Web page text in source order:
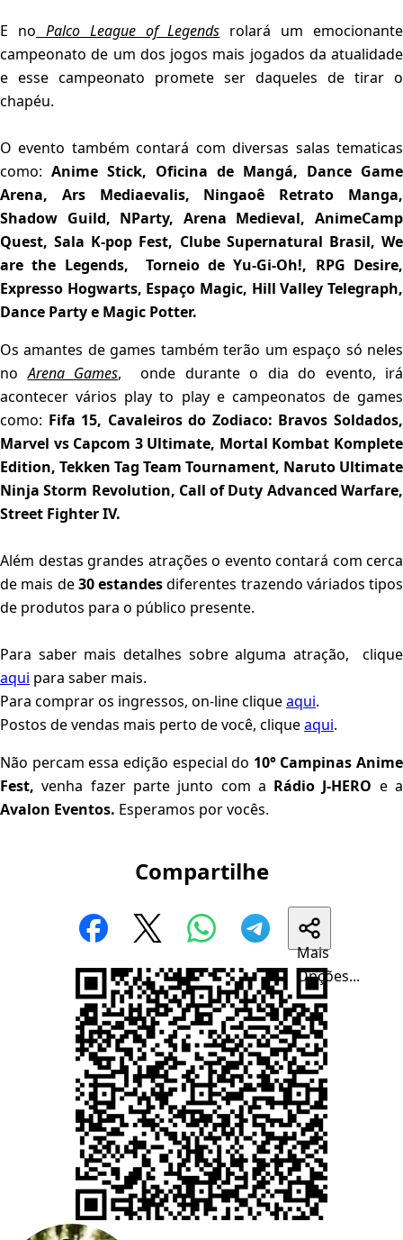
E no Palco League of Legends rolará um emocionante
campeonato de um dos jogos mais jogados da atualidade
e esse campeonato promete ser daqueles de tirar o
chapéu.
O evento também contará com diversas salas tematicas
como: Anime Stick, Oficina de Mangá, Dance Game
Arena, Ars Mediaevalis, Ningaoê Retrato Manga,
Shadow Guild, NParty, Arena Medieval, AnimeCamp
Quest, Sala K-pop Fest, Clube Supernatural Brasil, We
are the Legends, Torneio de Yu-Gi-Oh!, RPG Desire,
Expresso Hogwarts, Espaço Magic, Hill Valley Telegraph,
Dance Party e Magic Potter.
Os amantes de games também terão um espaço só neles
noArena Games, onde durante o dia do evento, irá
acontecer vários play to play e campeonatos de games
como: Fifa 15, Cavaleiros do Zodiaco: Bravos Soldados,
Marvel vs Capcom 3 Ultimate, Mortal Kombat Komplete
Edition, Tekken Tag Team Tournament, Naruto Ultimate
Ninja Storm Revolution, Call of Duty Advanced Warfare,
Street Fighter IV.
Além destas grandes atrações o evento contará com cerca
de mais de30 estandesdiferentes trazendo váriados tipos
de produtos para o público presente.
Para saber mais detalhes sobre alguma atração, clique
aqui para saber mais.
Para comprar os ingressos, on-line cliqueaqui.
Postos de vendas mais perto de você, cliqueaqui.
Não percam essa edição especial do 10° Campinas Anime
Fest, venha fazer parte junto com a Rádio J-HERO e a
Avalon Eventos. Esperamos por vocês.
Compartilhe
Mais
Opções...